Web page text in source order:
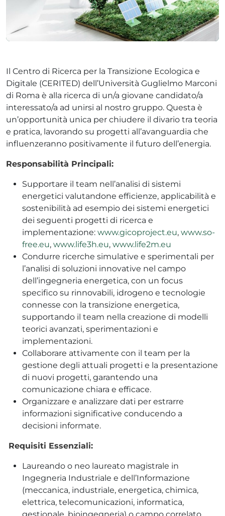
Il Centro di Ricerca per la Transizione Ecologica e
Digitale (CERITED) dell’Università Guglielmo Marconi
di Roma è alla ricerca di un/a giovane candidato/a
interessato/a ad unirsi al nostro gruppo. Questa è
un’opportunità unica per chiudere il divario tra teoria
e pratica, lavorando su progetti all’avanguardia che
influenzeranno positivamente il futuro dell’energia.
Responsabilità Principali:
Supportare il team nell’analisi di sistemi
energetici valutandone efficienze, applicabilità e
sostenibilità ad esempio dei sistemi energetici
dei seguenti progetti di ricerca e
implementazione: www.gicoproject.eu, www.so-
free.eu, www.life3h.eu, www.life2m.eu
Condurre ricerche simulative e sperimentali per
l’analisi di soluzioni innovative nel campo
dell’ingegneria energetica, con un focus
specifico su rinnovabili, idrogeno e tecnologie
connesse con la transizione energetica,
supportando il team nella creazione di modelli
teorici avanzati, sperimentazioni e
implementazioni.
Collaborare attivamente con il team per la
gestione degli attuali progetti e la presentazione
di nuovi progetti, garantendo una
comunicazione chiara e efficace.
Organizzare e analizzare dati per estrarre
informazioni significative conducendo a
decisioni informate.
Requisiti Essenziali:
Laureando o neo laureato magistrale in
Ingegneria Industriale e dell’Informazione
(meccanica, industriale, energetica, chimica,
elettrica, telecomunicazioni, informatica,